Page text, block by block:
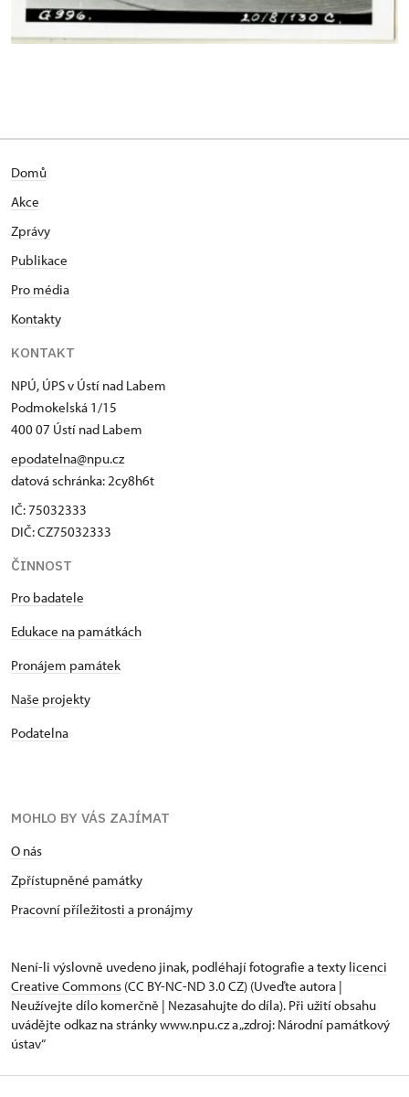
Domů
Akce
Zprávy
Publikace
Pro média
Kontakty
KONTAKT
NPÚ, ÚPS v Ústí nad Labem
Podmokelská 1/15
400 07 Ústí nad Labem
epodatelna@npu.cz
datová schránka: 2cy8h6t​
IČ: 75032333
DIČ: CZ75032333
ČINNOST
Pro badatele
Edukace na památkách
Pronájem památek
Naše projekty
Podatelna
MOHLO BY VÁS ZAJÍMAT
O nás
Zpřístupněné památky
Pracovní příležitosti a pronájmy
Není-li výslovně uvedeno jinak, podléhají fotografie a texty licenci
Creative Commons (CC BY-NC-ND 3.0 CZ) (Uveďte autora |
Neužívejte dílo komerčně | Nezasahujte do díla). Při užití obsahu
uvádějte odkaz na stránky www.npu.cz a „zdroj: Národní památkový
ústav“